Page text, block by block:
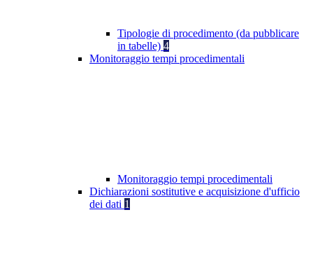
Tipologie di procedimento (da pubblicare
in tabelle) 4
Monitoraggio tempi procedimentali
Monitoraggio tempi procedimentali
Dichiarazioni sostitutive e acquisizione d'ufficio
dei dati 1